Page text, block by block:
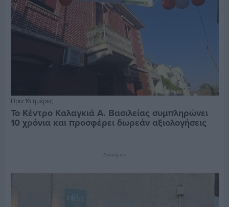
Πριν 16 ημέρες
Το Κέντρο Καλαγκιά Α. Βασιλείας συμπληρώνει
10 χρόνια και προσφέρει δωρεάν αξιολογήσεις
Διαφήμιση